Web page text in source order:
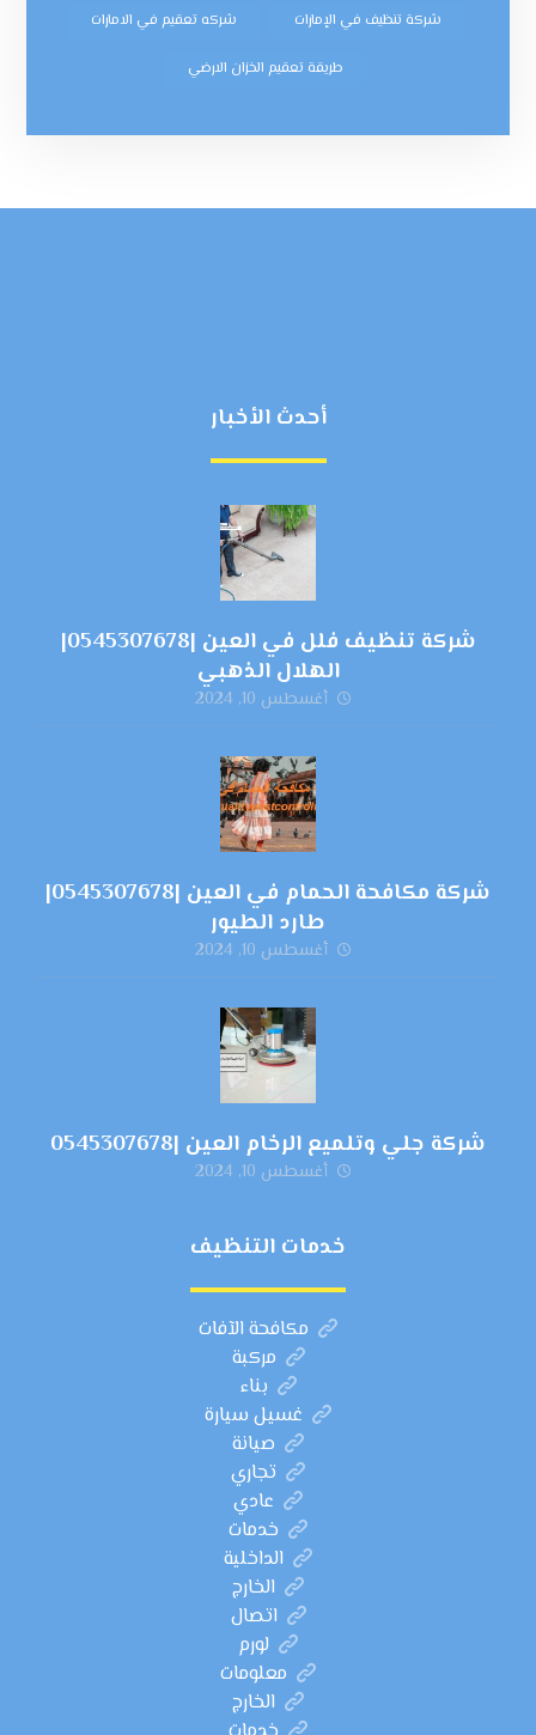
شركة تنظيف في الإمارات شركه تعقيم في الامارات
طريقة تعقيم الخزان الارضي
أحدث الأخبار
شركة تنظيف فلل في العين |0545307678|
الهلال الذهبي
أغسطس 10, 2024
شركة مكافحة الحمام في العين |0545307678|
طارد الطيور
أغسطس 10, 2024
شركة جلي وتلميع الرخام العين |0545307678
أغسطس 10, 2024
خدمات التنظيف
مكافحة الآفات
مركبة
بناء
غسيل سيارة
صيانة
تجاري
عادي
خدمات
الداخلية
الخارج
اتصال
لورم
معلومات
الخارج